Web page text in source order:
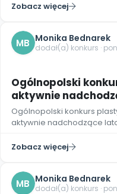
Zobacz więcej
MB Monika Bednarek
dodał(a) konkurs ·
Ogólnopolski
aktywnie
Ogólnopolski konkurs
aktywnie nadchodzące
Zobacz więcej
MB Monika Bednarek
dodał(a) konkurs ·